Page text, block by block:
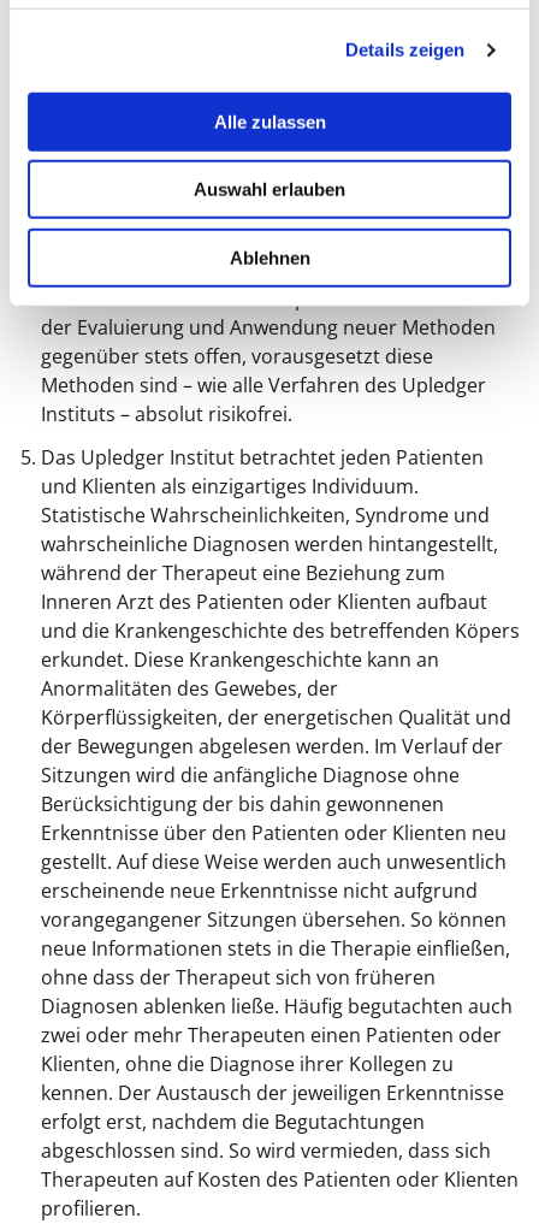
Details zeigen
Alle zulassen
Auswahl erlauben
Ablehnen
natürlichen Fähigkeit zur Selbstheilung, die jedem
Das Upledger Institut widmet sich der Erforschung
von Konzepten und Methoden, mit denen kurzfristig
Symptome gelindert und langfristig ihre Ursachen
entdeckt und beseitigt werden können. Die
Konzepte und Methoden selbst mit und sind damit
der Evaluierung und Anwendung neuer Methoden
gegenüber stets offen, vorausgesetzt diese
Methoden sind – wie alle Verfahren des Upledger
Instituts – absolut risikofrei.
Das Upledger Institut betrachtet jeden Patienten
und Klienten als einzigartiges Individuum.
Statistische Wahrscheinlichkeiten, Syndrome und
wahrscheinliche Diagnosen werden hintangestellt,
während der Therapeut eine Beziehung zum
Inneren Arzt des Patienten oder Klienten aufbaut
und die Krankengeschichte des betreffenden Köpers
erkundet. Diese Krankengeschichte kann an
Anormalitäten des Gewebes, der
Körperflüssigkeiten, der energetischen Qualität und
der Bewegungen abgelesen werden. Im Verlauf der
Sitzungen wird die anfängliche Diagnose ohne
Berücksichtigung der bis dahin gewonnenen
Erkenntnisse über den Patienten oder Klienten neu
gestellt. Auf diese Weise werden auch unwesentlich
erscheinende neue Erkenntnisse nicht aufgrund
vorangegangener Sitzungen übersehen. So können
neue Informationen stets in die Therapie einfließen,
ohne dass der Therapeut sich von früheren
Diagnosen ablenken ließe. Häufig begutachten auch
zwei oder mehr Therapeuten einen Patienten oder
Klienten, ohne die Diagnose ihrer Kollegen zu
kennen. Der Austausch der jeweiligen Erkenntnisse
erfolgt erst, nachdem die Begutachtungen
abgeschlossen sind. So wird vermieden, dass sich
Therapeuten auf Kosten des Patienten oder Klienten
profilieren.